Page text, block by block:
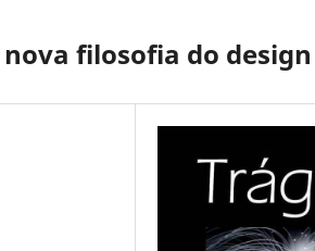
nova filosofia do design